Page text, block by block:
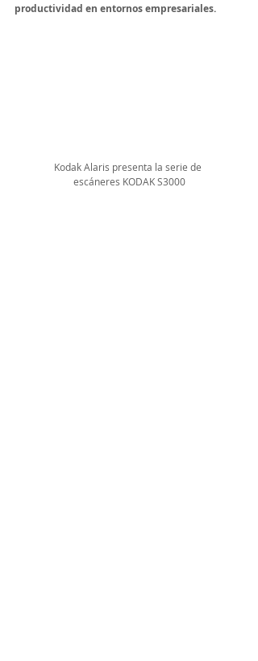
productividad en entornos empresariales.
Kodak Alaris presenta la serie de
escáneres KODAK S3000